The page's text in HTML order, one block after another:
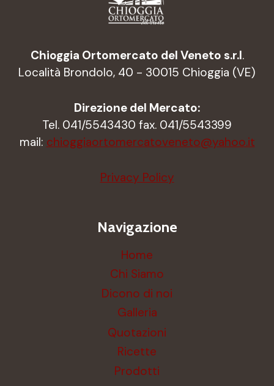
Chioggia Ortomercato del Veneto s.r.l.
Località Brondolo, 40 - 30015 Chioggia (VE)
Direzione del Mercato:
Tel. 041/5543430 fax. 041/5543399
mail: chioggiaortomercatoveneto@yahoo.it
Privacy Policy
Navigazione
Home
Chi Siamo
Dicono di noi
Galleria
Quotazioni
Ricette
Prodotti